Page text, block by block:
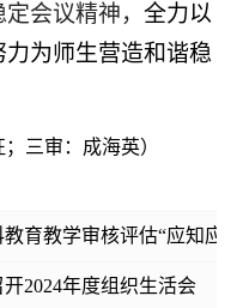
定会议精神，全力以
为师生营造和谐稳
三审：成海英）
育教学审核评估“应知应
2024年度组织生活会